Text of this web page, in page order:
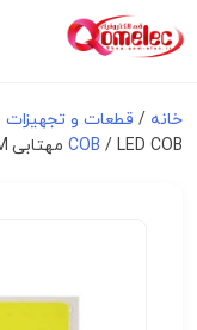
خانه / قطعات و تجهیزات
COB / LED COB مهتابی 100W 220V 108X87MM